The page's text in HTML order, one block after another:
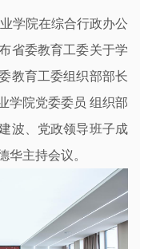
学院在综合行政办公
省委教育工委关于学
教育工委组织部部长
学院党委委员 组织部
波、党政领导班子成
华主持会议。